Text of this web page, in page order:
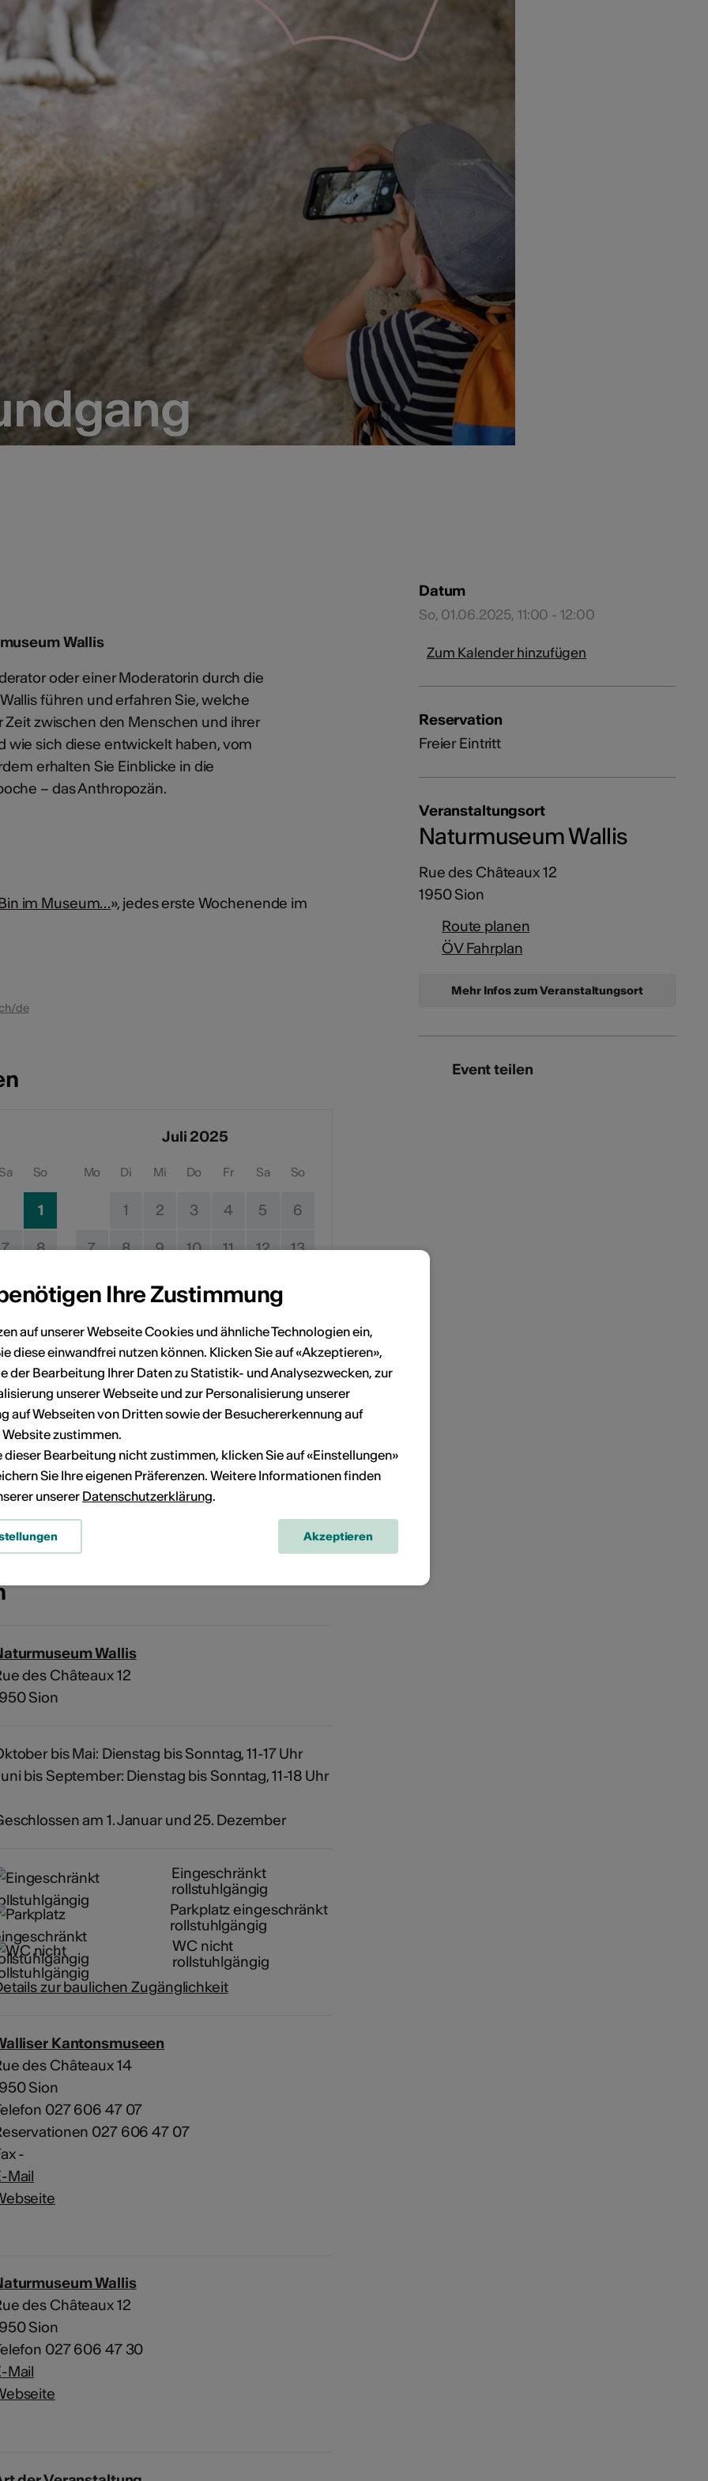
Wallis
oder einer Moderatorin durch die
führen und erfahren Sie, welche
zwischen den Menschen und ihrer
sich diese entwickelt haben, vom
erhalten Sie Einblicke in die
– das Anthropozän.
im Museum…», jedes erste Wochenende im
de
Sa So
1
7 8
15
22
29
Juli 2025
Mo Di Mi Do Fr Sa So
1 2 3 4 5 6
7 8 9 10 11 12 13
14 15 16 17 18 19
21 22 23 25 26 27
28 29 30 31
Kein Durchführungsdatum
Ihrem persönlichen Kalender hinzuzufügen.
Wallis
des Châteaux 12
Sion
bis Mai: Dienstag bis Sonntag, 11-17 Uhr
bis September: Dienstag bis Sonntag, 11-18 Uhr
am 1. Januar und 25. Dezember
Eingeschränkt
rollstuhlgängig
Parkplatz eingeschränkt
rollstuhlgängig
WC nicht
rollstuhlgängig
zur baulichen Zugänglichkeit
Kantonsmuseen
des Châteaux 14
Sion
027 606 47 07
027 606 47 07
-
Mail
Wallis
des Châteaux 12
Sion
027 606 47 30
Mail
Datum
So, 01.06.2025, 11:00 - 12:00
Zum Kalender hinzufügen
Reservation
Freier Eintritt
Veranstaltungsort
Naturmuseum Wallis
Rue des Châteaux 12
1950 Sion
Route planen
ÖV Fahrplan
Mehr Infos zum Veranstaltungsort
Event teilen
Ihre Zustimmung
auf unserer Webseite Cookies und ähnliche Technologien ein,
diese einwandfrei nutzen können. Klicken Sie auf «Akzeptieren»,
der Bearbeitung Ihrer Daten zu Statistik- und Analysezwecken, zur
unserer Webseite und zur Personalisierung unserer
auf Webseiten von Dritten sowie der Besuchererkennung auf
Website zustimmen.
dieser Bearbeitung nicht zustimmen, klicken Sie auf «Einstellungen»
Sie Ihre eigenen Präferenzen. Weitere Informationen finden
unserer Datenschutzerklärung.
Akzeptieren